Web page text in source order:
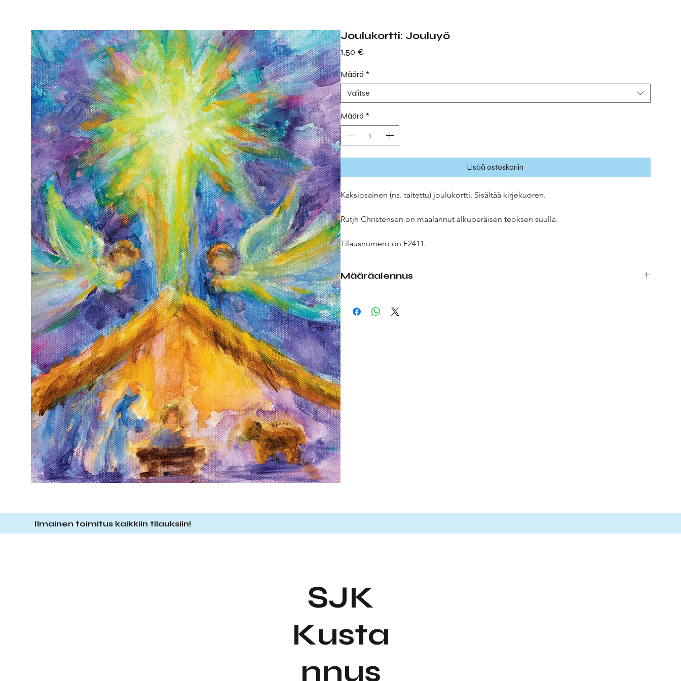
Joulukortti: Jouluyö
1,50 €
Määrä *
Valitse
Määrä *
Lisää ostoskoriin
Kaksiosainen (ns. taitettu) joulukortti. Sisältää kirjekuoren.
Rutjh Christensen on maalannut alkuperäisen teoksen suulla.
Tilausnumero on F2411.
Määräalennus
enemmän kortteja, saat määräalennuksen alla olevan listauksen mukaisesti.
Ilmainen toimitus kaikkiin tilauksiin!
SJK
Kusta
nnus